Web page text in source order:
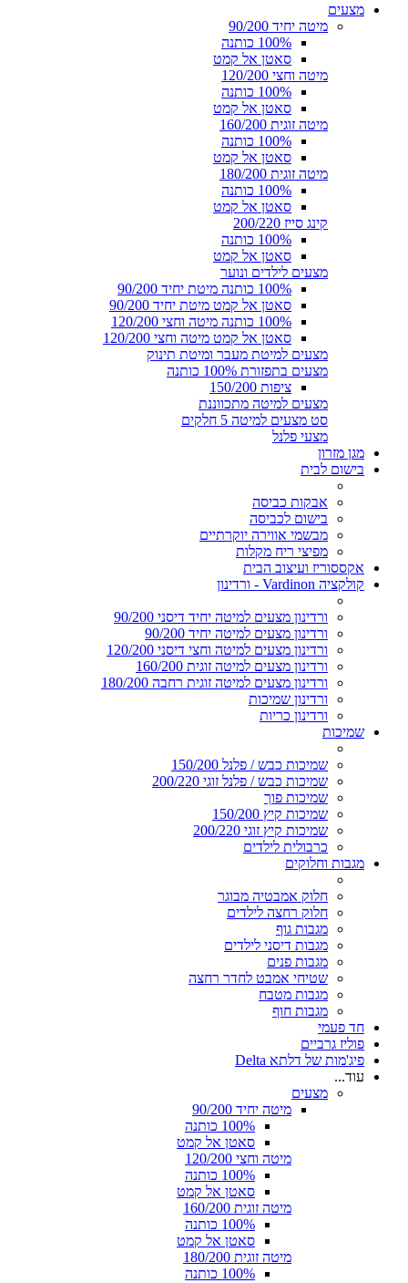
מצעים
מיטה יחיד 90/200
100% כותנה
סאטן אל קמט
מיטה וחצי 120/200
100% כותנה
סאטן אל קמט
מיטה זוגית 160/200
100% כותנה
סאטן אל קמט
מיטה זוגית 180/200
100% כותנה
סאטן אל קמט
קינג סייז 200/220
100% כותנה
סאטן אל קמט
מצעים לילדים ונוער
100% כותנה מיטת יחיד 90/200
סאטן אל קמט מיטת יחיד 90/200
100% כותנה מיטה וחצי 120/200
סאטן אל קמט מיטה וחצי 120/200
מצעים למיטת מעבר ומיטת תינוק
מצעים בתפזורת 100% כותנה
ציפות 150/200
מצעים למיטה מתכווננת
סט מצעים למיטה 5 חלקים
מצעי פלנל
מגן מזרון
בישום לבית
אבקות כביסה
בישום לכביסה
מבשמי אווירה יוקרתיים
מפיצי ריח מקלות
אקססוריז ועיצוב הבית
קולקציה Vardinon - ורדינון
ורדינון מצעים למיטה יחיד דיסני 90/200
ורדינון מצעים למיטה יחיד 90/200
ורדינון מצעים למיטה וחצי דיסני 120/200
ורדינון מצעים למיטה זוגית 160/200
ורדינון מצעים למיטה זוגית רחבה 180/200
ורדינון שמיכות
ורדינון כריות
שמיכות
שמיכות כבש / פלנל 150/200
שמיכות כבש / פלנל זוגי 200/220
שמיכות פוך
שמיכות קיץ 150/200
שמיכות קיץ זוגי 200/220
כרבולית לילדים
מגבות וחלוקים
חלוק אמבטיה מבוגר
חלוק רחצה לילדים
מגבות גוף
מגבות דיסני לילדים
מגבות פנים
שטיחי אמבט לחדר רחצה
מגבות מטבח
מגבות חוף
חד פעמי
פוליז גרביים
פיג'מות של דלתא Delta
עוד...
מצעים
מיטה יחיד 90/200
100% כותנה
סאטן אל קמט
מיטה וחצי 120/200
100% כותנה
סאטן אל קמט
מיטה זוגית 160/200
100% כותנה
סאטן אל קמט
מיטה זוגית 180/200
100% כותנה